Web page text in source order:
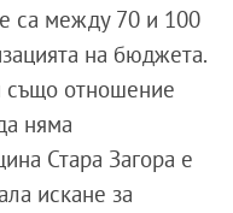
са между 70 и 100
на бюджета.
отношение
няма
Стара Загора е
искане за